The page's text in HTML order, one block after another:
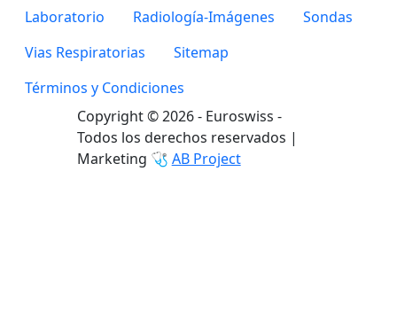
Laboratorio
Radiología-Imágenes
Sondas
Vias Respiratorias
Sitemap
Términos y Condiciones
Copyright © 2026 - Euroswiss -
Todos los derechos reservados |
Marketing 🩺 AB Project